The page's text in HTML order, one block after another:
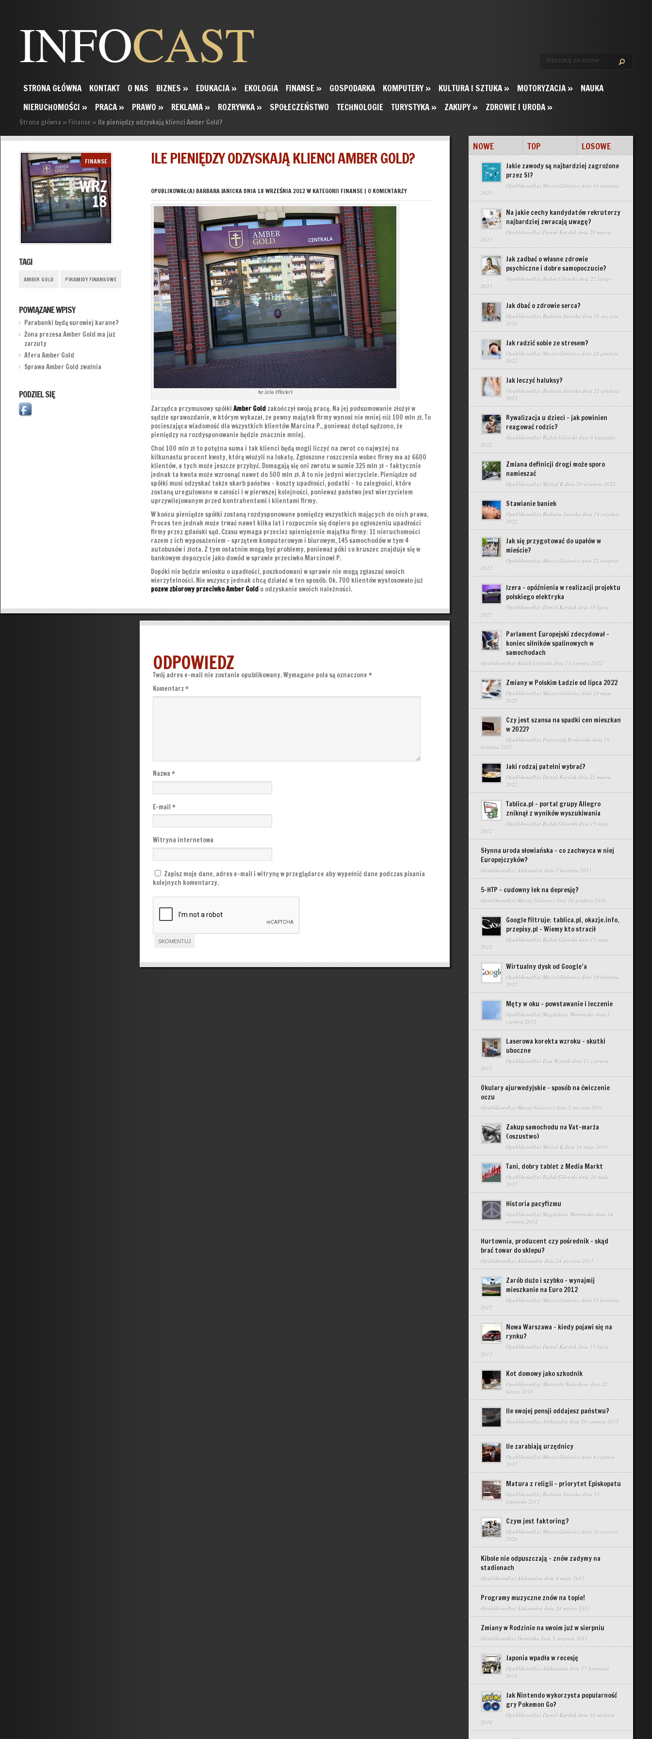
INFOCAST
STRONA GŁÓWNA KONTAKT O NAS BIZNES » EDUKACJA » EKOLOGIA FINANSE » GOSPODARKA KOMPUTERY» KULTURA I SZTUKA » MOTORYZACJA »
NAUKA
NIERUCHOMOŚCI » PRACA » PRAWO » REKLAMA » ROZRYWKA » SPOŁECZEŃSTWO TECHNOLOGIE TURYSTYKA » ZAKUPY» ZDROWIE I URODA »
Strona główna » Finanse » Ile pieniędzy odzyskają klienci Amber Gold?
FINANSE
WRZ
18
TAGI
AMBER GOLD PIRAMIDY FINANSOWE
POWIĄZANE WPISY
Parabanki będą surowiej karane?
Żona prezesa Amber Gold ma już
zarzuty
Afera Amber Gold
Sprawa Amber Gold zwalnia
PODZIEL SIĘ
ILE PIENIĘDZY ODZYSKAJĄ KLIENCI AMBER GOLD?
OPUBLIKOWAŁ(A) BARBARA JANICKA DNIA 18 WRZEŚNIA 2012 W KATEGORII FINANSE | 0 KOMENTARZY
hr.icio (flickr)
Zarządca przymusowy spółkiAmber Gold zakończył swoją pracę. Na jej podsumowanie złożył w
sądzie sprawozdanie, w którym wykazał, że pewny majątek firmy wynosi nie mniej niż 100 mln zł. To
pocieszająca wiadomość dla wszystkich klientów Marcina P., ponieważ dotąd sądzono, że
pieniędzy na rozdysponowanie będzie znacznie mniej.
Choć 100 mln zł to potężna suma i tak klienci będą mogli liczyć na zwrot co najwyżej na
kilkunastu procent kwoty, którą włożyli na lokatę. Zgłoszone roszczenia wobec firmy ma aż 6600
klientów, a tych może jeszcze przybyć. Domagają się oni zwrotu w sumie 325 mln zł – faktycznie
jednak ta kwota może wzrosnąć nawet do 500 mln zł. A to nie jedyni wierzyciele. Pieniądze od
spółki musi odzyskać także skarb państwa – koszty upadłości, podatki – to zaległości, które
zostaną uregulowane w całości i w pierwszej kolejności, ponieważ państwo jest wierzycielem
uprzywilejowanym przed kontrahentami i klientami firmy.
W końcu pieniądze spółki zostaną rozdysponowane pomiędzy wszystkich mających do nich prawa.
Proces ten jednak może trwać nawet kilka lat i rozpocznie się dopiero po ogłoszeniu upadłości
firmy przez gdański sąd. Czasu wymaga przecież spieniężenie majątku firmy: 11 nieruchomości
razem z ich wyposażeniem – sprzętem komputerowym i biurowym, 145 samochodów w tym 4
autobusów i złota. Z tym ostatnim mogą być problemy, ponieważ póki co kruszec znajduje się w
bankowym depozycie jako dowód w sprawie przeciwko Marcinowi P.
Dopóki nie będzie wniosku o upadłości, poszkodowani w sprawie nie mogą zgłaszać swoich
wierzytelności. Nie wszyscy jednak chcą działać w ten sposób. Ok. 700 klientów wystosowało już
pozew zbiorowy przeciwko Amber Gold o odzyskanie swoich należności.
ODPOWIEDZ
Twój adres e-mail nie zostanie opublikowany.Wymagane pola są oznaczone *
Komentarz*
Nazwa *
E-mail *
Witryna internetowa
Zapisz moje dane, adres e-mail i witrynę w przeglądarce aby wypełnić dane podczas pisania
kolejnych komentarzy.
NOWE TOP LOSOWE
Jakie zawody są najbardziej zagrożone
przez SI?
Opublikował(a) Maciej Gielewiczdnia 14 kwietnia
2023
Na jakie cechy kandydatów rekruterzy
najbardziej zwracają uwagę?
Opublikował(a) Daniel Kurylakdnia 20 marca
2023
Jak zadbać o własne zdrowie
psychiczne i dobre samopoczucie?
Opublikował(a) Radek Gilowskidnia 22 lutego
2023
Jak dbać o zdrowie serca?
Opublikował(a) Barbara Janicka dnia 16 stycznia
2023
Jak radzić sobie ze stresem?
Opublikował(a) Maciej Gielewiczdnia 28 grudnia
2022
Jak leczyć haluksy?
Opublikował(a) Barbara Janicka dnia 12 grudnia
2022
Rywalizacja u dzieci – jak powinien
reagować rodzic?
Opublikował(a) Radek Gilowskidnia 8 listopada
2022
Zmiana definicji drogi może sporo
namieszać
Opublikował(a) Michal Kdnia 29 września 2022
Stawianie baniek
Opublikował(a) Barbara Janicka dnia 14 września
2022
Jak się przygotować do upałów w
mieście?
Opublikował(a) Maciej Gielewiczdnia 22 sierpnia
2022
Izera – opóźnienia w realizacji projektu
polskiego elektryka
Opublikował(a) Daniel Kurylakdnia 10 lipca
2022
Parlament Europejski zdecydował –
koniec silników spalinowych w
samochodach
Opublikował(a) Radek Gilowskidnia 13 czerwca 2022
Zmiany w Polskim Ładzie od lipca 2022
Opublikował(a) Maciej Gielewiczdnia 23 maja
2022
Czy jest szansa na spadki cen mieszkan
w 2022?
Opublikował(a) Franciszek Bordowskidnia 19
kwietnia 2022
Jaki rodzaj patelni wybrać?
Opublikował(a) Daniel Kurylakdnia 22 marca
2022
Tablica.pl – portal grupy Allegro
zniknął z wyników wyszukiwania
Opublikował(a) Radek Gilowskidnia 15 maja
2012
Słynna uroda słowiańska – co zachwyca w niej
Europejczyków?
Opublikował(a) Aleksandra dnia 7 kwietnia 2011
5-HTP – cudowny lek na depresję?
Opublikował(a) Maciej Gielewiczdnia 29 grudnia 2010
Google filtruje: tablica.pl, okazje.info,
przepisy.pl – Wiemy kto stracił
Opublikował(a) Radek Gilowskidnia 15 maja
2012
Wirtualny dysk od Google’a
Opublikował(a) Maciej Gielewiczdnia 18 kwietnia
2012
Męty w oku – powstawanie i leczenie
Opublikował(a) Magdalena Warminska dnia 1
czerwca 2012
Laserowa korekta wzroku – skutki
uboczne
Opublikował(a) Ewa Wzietekdnia 11 czerwca
2012
Okulary ajurwedyjskie – sposób na ćwiczenie
oczu
Opublikował(a) Maciej Gielewiczdnia 5 stycznia 2011
Zakup samochodu na Vat-marża
(oszustwo)
Opublikował(a) Michal Kdnia 14 maja 2013
Tani, dobry tablet z Media Markt
Opublikował(a) Radek Gilowskidnia 28 maja
2012
Historia pacyfizmu
Opublikował(a) Magdalena Warminska dnia 14
września 2012
Hurtownia, producent czy pośrednik – skąd
brać towar do sklepu?
Opublikował(a) Aleksandra dnia 24 stycznia 2011
Zarób dużo i szybko – wynajmij
mieszkanie na Euro 2012
Opublikował(a) Maciej Gielewiczdnia 12 kwietnia
2012
Nowa Warszawa – kiedy pojawi się na
rynku?
Opublikował(a) Daniel Kurylakdnia 13 lipca
2013
Kot domowy jako szkodnik
Opublikował(a) Materiały Nadesłanednia 22
lutego 2018
Ile swojej pensji oddajesz państwu?
Opublikował(a) Aleksandra dnia 26 czerwca 2015
Ile zarabiają urzędnicy
Opublikował(a) Maciej Gielewiczdnia 4 czerwca
2012
Matura z religii – priorytet Episkopatu
Opublikował(a) Barbara Janicka dnia 23
listopada 2012
Czym jest faktoring?
Opublikował(a) Maciej Gielewiczdnia 30 czerwca
2020
Kibole nie odpuszczają – znów zadymy na
stadionach
Opublikował(a) Aleksandra dnia 9 maja 2011
Programy muzyczne znów na topie!
Opublikował(a) Aleksandra dnia 24 marca 2011
Zmiany w Rodzinie na swoim już w sierpniu
Opublikował(a) Dominika dnia 5 sierpnia 2011
Japonia wpadła w recesję
Opublikował(a) Aleksandra dnia 27 listopada
2014
Jak Nintendo wykorzysta popularność
gry Pokemon Go?
Opublikował(a) Daniel Kurylakdnia 10 sierpnia
2016